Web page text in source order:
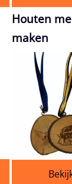
Houten
maken